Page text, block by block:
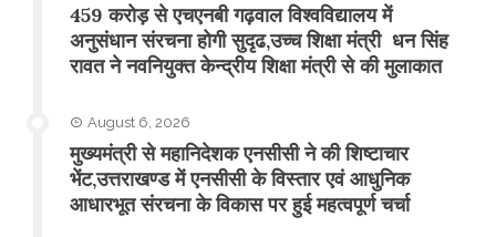
459 करोड़ से एचएनबी गढ़वाल विश्वविद्यालय में
अनुसंधान संरचना होगी सुदृढ,उच्च शिक्षा मंत्री धन सिंह
रावत ने नवनियुक्त केन्द्रीय शिक्षा मंत्री से की मुलाकात
August 6, 2026
मुख्यमंत्री से महानिदेशक एनसीसी ने की शिष्टाचार
भेंट,उत्तराखण्ड में एनसीसी के विस्तार एवं आधुनिक
आधारभूत संरचना के विकास पर हुई महत्वपूर्ण चर्चा